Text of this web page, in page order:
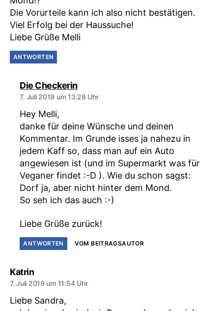
Die Vorurteile kann ich also nicht bestätigen.
Viel Erfolg bei der Haussuche!
Liebe Grüße Melli
ANTWORTEN
Die Checkerinsagt:
7. Juli 2019 um 13:28 Uhr
Hey Melli,
danke für deine Wünsche und deinen
Kommentar. Im Grunde isses ja nahezu in
jedem Kaff so, dass man auf ein Auto
angewiesen ist (und im Supermarkt was für
Veganer findet :-D ). Wie du schon sagst:
Dorf ja, aber nicht hinter dem Mond.
So seh ich das auch :-)
Liebe Grüße zurück!
ANTWORTEN VOM BEITRAGSAUTOR
Katrinsagt:
7. Juli 2019 um 11:54 Uhr
Liebe Sandra,